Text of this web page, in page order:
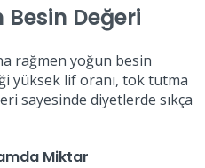
Değeri
rağmen yoğun besin
yüksek lif oranı, tok tutma
sayesinde diyetlerde sıkça
Miktar